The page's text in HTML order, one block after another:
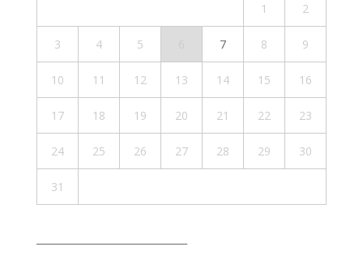
1 2
3 4 5 7 8 9
10 11 12 13 14 15 16
17 18 19 20 21 22 23
24 25 26 27 28 29 30
31